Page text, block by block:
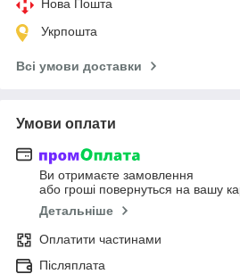
Нова Пошта
Укрпошта
Всі умови доставки
Умови оплати
Ви отримаєте замовлення
або гроші повернуться на вашу
Детальніше
Оплатити частинами
Післяплата